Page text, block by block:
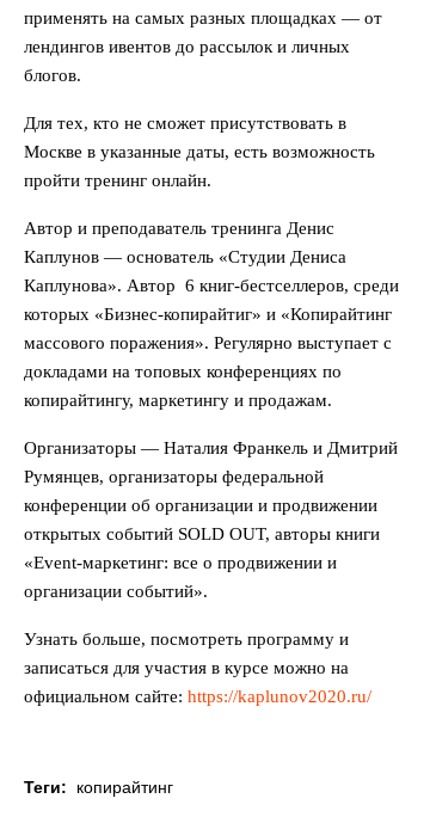
применять на самых разных площадках — от
лендингов ивентов до рассылок и личных
блогов.
Для тех, кто не сможет присутствовать в
Москве в указанные даты, есть возможность
пройти тренинг онлайн.
Автор и преподаватель тренинга Денис
Каплунов — основатель «Студии Дениса
Каплунова». Автор 6 книг-бестселлеров, среди
которых «Бизнес-копирайтиг» и «Копирайтинг
массового поражения». Регулярно выступает с
докладами на топовых конференциях по
копирайтингу, маркетингу и продажам.
Организаторы — Наталия Франкель и Дмитрий
Румянцев, организаторы федеральной
конференции об организации и продвижении
открытых событий SOLD OUT, авторы книги
«Event-маркетинг: все о продвижении и
организации событий».
Узнать больше, посмотреть программу и
записаться для участия в курсе можно на
официальном сайте: https://kaplunov2020.ru/
Теги: копирайтинг